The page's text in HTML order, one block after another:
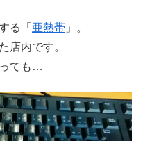
る「 亜熱帯 」。
店内です。
ても…